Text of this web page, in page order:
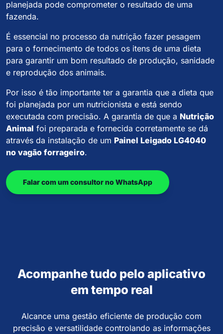
planejada pode comprometer o resultado de uma
fazenda.
É essencial no processo da nutrição fazer pesagem
para o fornecimento de todos os itens de uma dieta
para garantir um bom resultado de produção, sanidade
e reprodução dos animais.
Por isso é tão importante ter a garantia que a dieta que
foi planejada por um nutricionista e está sendo
executada com precisão. A garantia de que a Nutrição
Animal foi preparada e fornecida corretamente se dá
através da instalação de um Painel Leigado LG4040
no vagão forrageiro.
Falar com um consultor no WhatsApp
Acompanhe tudo pelo aplicativo
em tempo real
Alcance uma gestão eficiente de produção com
precisão e versatilidade controlando as informações